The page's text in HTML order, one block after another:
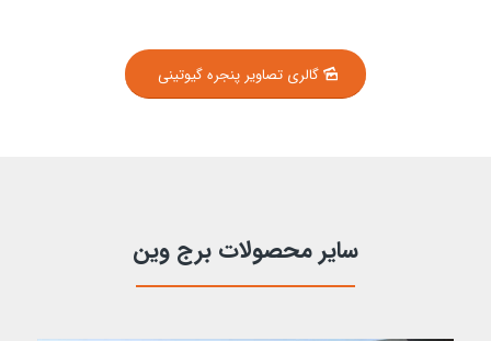
گالری تصاویر پنجره گیوتینی
سایر محصولات برج وین